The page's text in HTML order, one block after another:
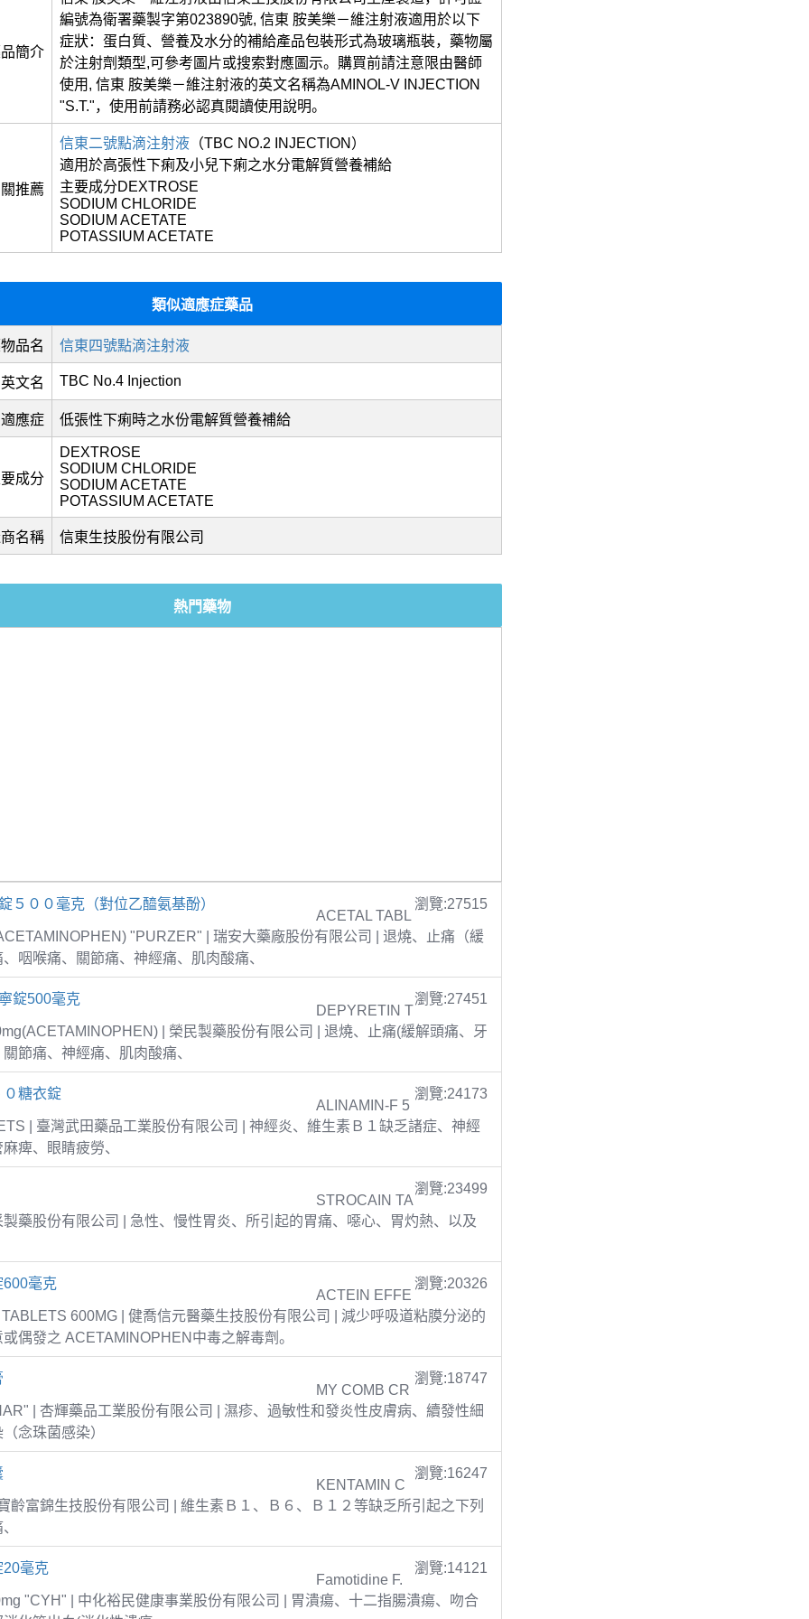
簡介
編號為衛署藥製字第023890號, 信東 胺美樂－維注射液適用於以下
症狀：蛋白質、營養及水分的補給產品包裝形式為玻璃瓶裝，藥物屬
於注射劑類型,可參考圖片或搜索對應圖示。購買前請注意限由醫師
使用, 信東 胺美樂－維注射液的英文名稱為AMINOL-V INJECTION
"S.T."，使用前請務必認真閱讀使用說明。
推薦
信東二號點滴注射液 （TBC NO.2 INJECTION）
適用於高張性下痢及小兒下痢之水分電解質營養補給
主要成分DEXTROSE
SODIUM CHLORIDE
SODIUM ACETATE
POTASSIUM ACETATE
類似適應症藥品
品名 信東四號點滴注射液
英文名 TBC No.4 Injection
適應症 低張性下痢時之水份電解質營養補給
成分
DEXTROSE
SODIUM CHLORIDE
SODIUM ACETATE
POTASSIUM ACETATE
名稱 信東生技股份有限公司
熱門藥物
５００毫克（對位乙醯氨基酚） 瀏覽:27515
ACETAL TABL
"PURZER" | 瑞安大藥廠股份有限公司 | 退燒、止痛（緩
咽喉痛、關節痛、神經痛、肌肉酸痛、
錠500毫克 瀏覽:27451
DEPYRETIN T
| 榮民製藥股份有限公司 | 退燒、止痛(緩解頭痛、牙
節痛、神經痛、肌肉酸痛、
糖衣錠 瀏覽:24173
ALINAMIN-F 5
| 臺灣武田藥品工業股份有限公司 | 神經炎、維生素Ｂ１缺乏諸症、神經
痺、眼睛疲勞、
瀏覽:23499
STROCAIN TA
藥股份有限公司 | 急性、慢性胃炎、所引起的胃痛、噁心、胃灼熱、以及
600毫克 瀏覽:20326
ACTEIN EFFE
600MG | 健喬信元醫藥生技股份有限公司 | 減少呼吸道粘膜分泌的
偶發之 ACETAMINOPHEN中毒之解毒劑。
瀏覽:18747
MY COMB CR
| 杏輝藥品工業股份有限公司 | 濕疹、過敏性和發炎性皮膚病、續發性細
念珠菌感染）
瀏覽:16247
KENTAMIN C
齡富錦生技股份有限公司 | 維生素Ｂ１、Ｂ６、Ｂ１２等缺乏所引起之下列
20毫克 瀏覽:14121
Famotidine F.
"CYH" | 中化裕民健康事業股份有限公司 | 胃潰瘍、十二指腸潰瘍、吻合